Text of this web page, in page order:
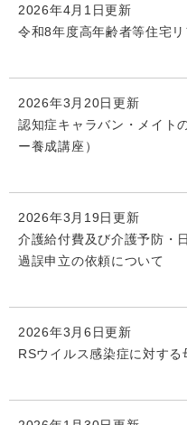
2026年4月1日更新
令和8年度高年齢者等住宅
2026年3月20日更新
認知症キャラバン・メイ
ー養成講座）
2026年3月19日更新
介護給付費及び介護予防・
過誤申立の依頼について
2026年3月6日更新
RSウイルス感染症に対す